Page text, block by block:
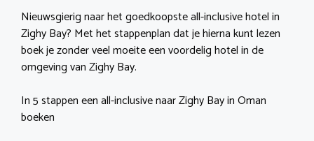
Nieuwsgierig naar het goedkoopste all-inclusive hotel in
Zighy Bay? Met het stappenplan dat je hierna kunt lezen
boek je zonder veel moeite een voordelig hotel in de
omgeving van Zighy Bay.
In 5 stappen een all-inclusive naar Zighy Bay in Oman
boeken